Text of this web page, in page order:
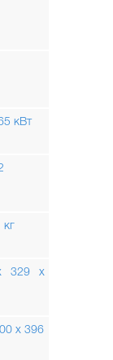
кВт
кг
329 x
x 396